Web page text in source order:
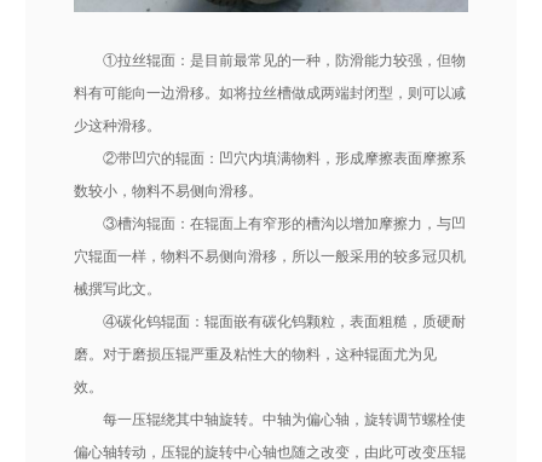
①拉丝辊面：是目前最常见的一种，防滑能力较强，但物
料有可能向一边滑移。如将拉丝槽做成两端封闭型，则可以减
少这种滑移。
②带凹穴的辊面：凹穴内填满物料，形成摩擦表面摩擦系
数较小，物料不易侧向滑移。
③槽沟辊面：在辊面上有窄形的槽沟以增加摩擦力，与凹
穴辊面一样，物料不易侧向滑移，所以一般采用的较多冠贝机
械撰写此文。
④碳化钨辊面：辊面嵌有碳化钨颗粒，表面粗糙，质硬耐
磨。对于磨损压辊严重及粘性大的物料，这种辊面尤为见
效。
每一压辊绕其中轴旋转。中轴为偏心轴，旋转调节螺栓使
偏心轴转动，压辊的旋转中心轴也随之改变，由此可改变压辊